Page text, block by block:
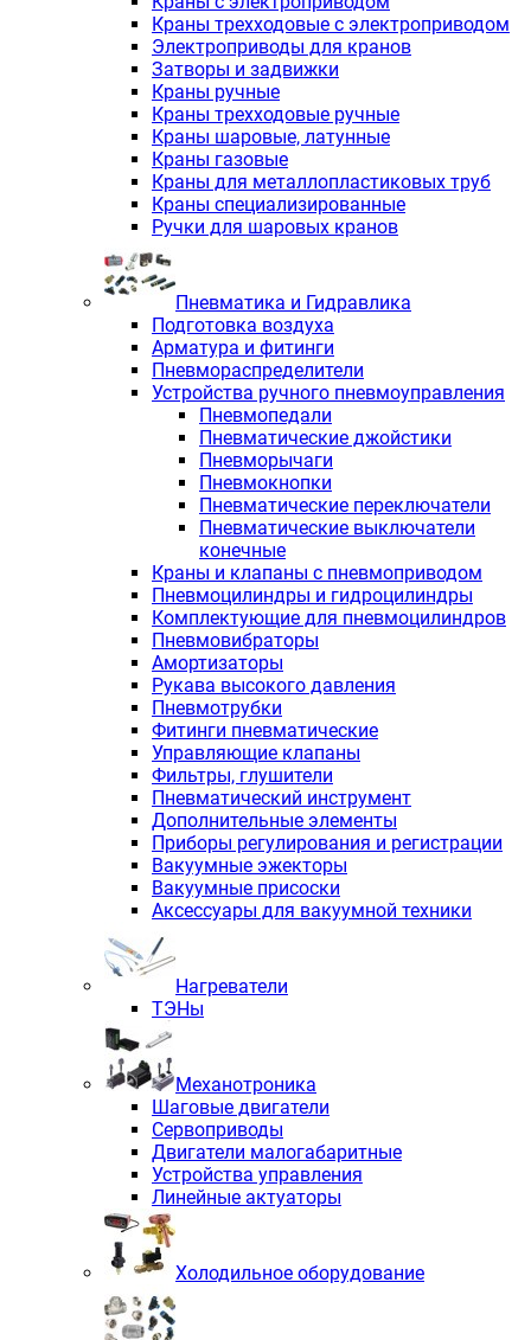
Краны трехходовые с электроприводом
Электроприводы для кранов
Затворы и задвижки
Краны ручные
Краны трехходовые ручные
Краны шаровые, латунные
Краны газовые
Краны для металлопластиковых труб
Краны специализированные
Ручки для шаровых кранов
Пневматика и Гидравлика
Подготовка воздуха
Арматура и фитинги
Пневмораспределители
Устройства ручного пневмоуправления
Пневмопедали
Пневматические джойстики
Пневморычаги
Пневмокнопки
Пневматические переключатели
Пневматические выключатели
конечные
Краны и клапаны с пневмоприводом
Пневмоцилиндры и гидроцилиндры
Комплектующие для пневмоцилиндров
Пневмовибраторы
Амортизаторы
Рукава высокого давления
Пневмотрубки
Фитинги пневматические
Управляющие клапаны
Фильтры, глушители
Пневматический инструмент
Дополнительные элементы
Приборы регулирования и регистрации
Вакуумные эжекторы
Вакуумные присоски
Аксессуары для вакуумной техники
Нагреватели
ТЭНы
Механотроника
Шаговые двигатели
Сервоприводы
Двигатели малогабаритные
Устройства управления
Линейные актуаторы
Холодильное оборудование